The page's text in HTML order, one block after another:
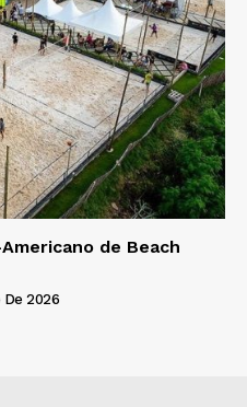
de Beach
De 2026